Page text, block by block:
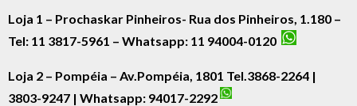
Loja 1 – Prochaskar Pinheiros- Rua dos Pinheiros, 1.180 –
Tel: 11 3817-5961 – Whatsapp: 11 94004-0120
Loja 2 – Pompéia – Av.Pompéia, 1801 Tel.3868-2264 |
3803-9247 | Whatsapp: 94017-2292